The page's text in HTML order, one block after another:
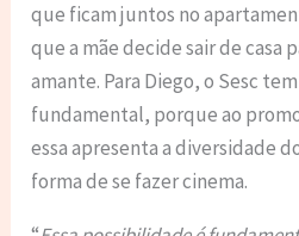
que ficam juntos no
que a mãe decide sair de casa
amante. Para Diego, o Sesc
fundamental, porque ao
essa apresenta a diversidade
forma de se fazer cinema.